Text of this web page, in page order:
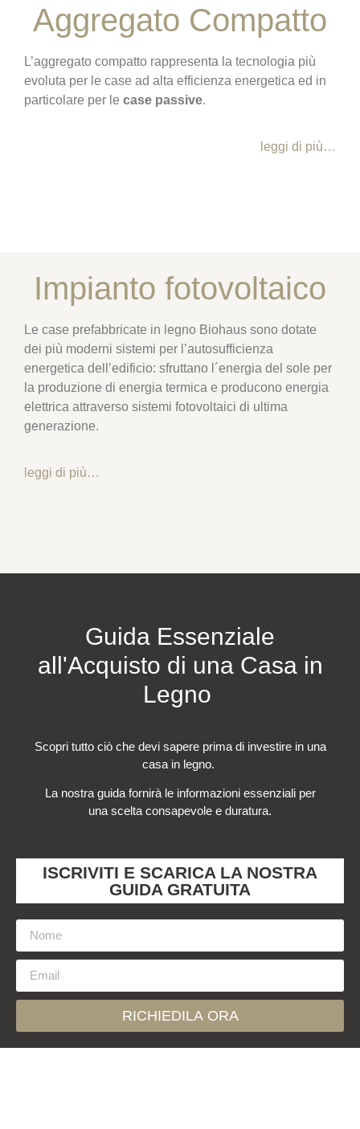
Aggregato Compatto
L’aggregato compatto rappresenta la tecnologia più
evoluta per le case ad alta efficienza energetica ed in
particolare per le case passive.
leggi di più…
Impianto fotovoltaico
Le case prefabbricate in legno Biohaus sono dotate
dei più moderni sistemi per l’autosufficienza
energetica dell’edificio: sfruttano l´energia del sole per
la produzione di energia termica e producono energia
elettrica attraverso sistemi fotovoltaici di ultima
generazione.
leggi di più…
Guida Essenziale
all'Acquisto di una Casa in
Legno
Scopri tutto ciò che devi sapere prima di investire in una
casa in legno.
La nostra guida fornirà le informazioni essenziali per
una scelta consapevole e duratura.
ISCRIVITI E SCARICA LA NOSTRA
GUIDA GRATUITA
RICHIEDILA ORA